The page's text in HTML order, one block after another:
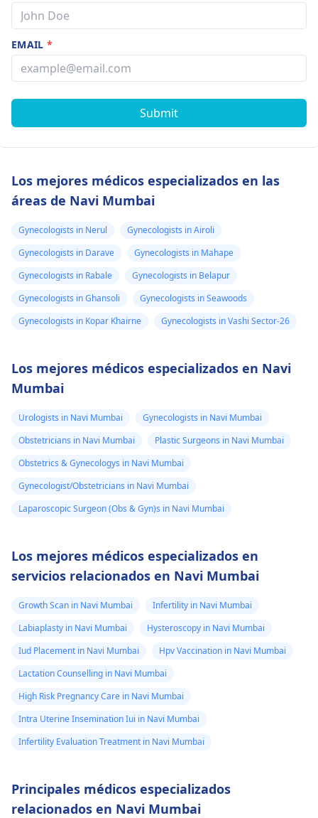
EMAIL*
Submit
Los mejores médicos especializados en las
áreas de Navi Mumbai
Gynecologists in Nerul
Gynecologists in Airoli
Gynecologists in Darave
Gynecologists in Mahape
Gynecologists in Rabale
Gynecologists in Belapur
Gynecologists in Ghansoli
Gynecologists in Seawoods
Gynecologists in Kopar Khairne
Gynecologists in Vashi Sector-26
Los mejores médicos especializados en Navi
Mumbai
Urologists in Navi Mumbai
Gynecologists in Navi Mumbai
Obstetricians in Navi Mumbai
Plastic Surgeons in Navi Mumbai
Obstetrics & Gynecologys in Navi Mumbai
Gynecologist/Obstetricians in Navi Mumbai
Laparoscopic Surgeon (Obs & Gyn)s in Navi Mumbai
Los mejores médicos especializados en
servicios relacionados en Navi Mumbai
Growth Scan in Navi Mumbai
Infertility in Navi Mumbai
Labiaplasty in Navi Mumbai
Hysteroscopy in Navi Mumbai
Iud Placement in Navi Mumbai
Hpv Vaccination in Navi Mumbai
Lactation Counselling in Navi Mumbai
High Risk Pregnancy Care in Navi Mumbai
Intra Uterine Insemination Iui in Navi Mumbai
Infertility Evaluation Treatment in Navi Mumbai
Principales médicos especializados
relacionados en Navi Mumbai